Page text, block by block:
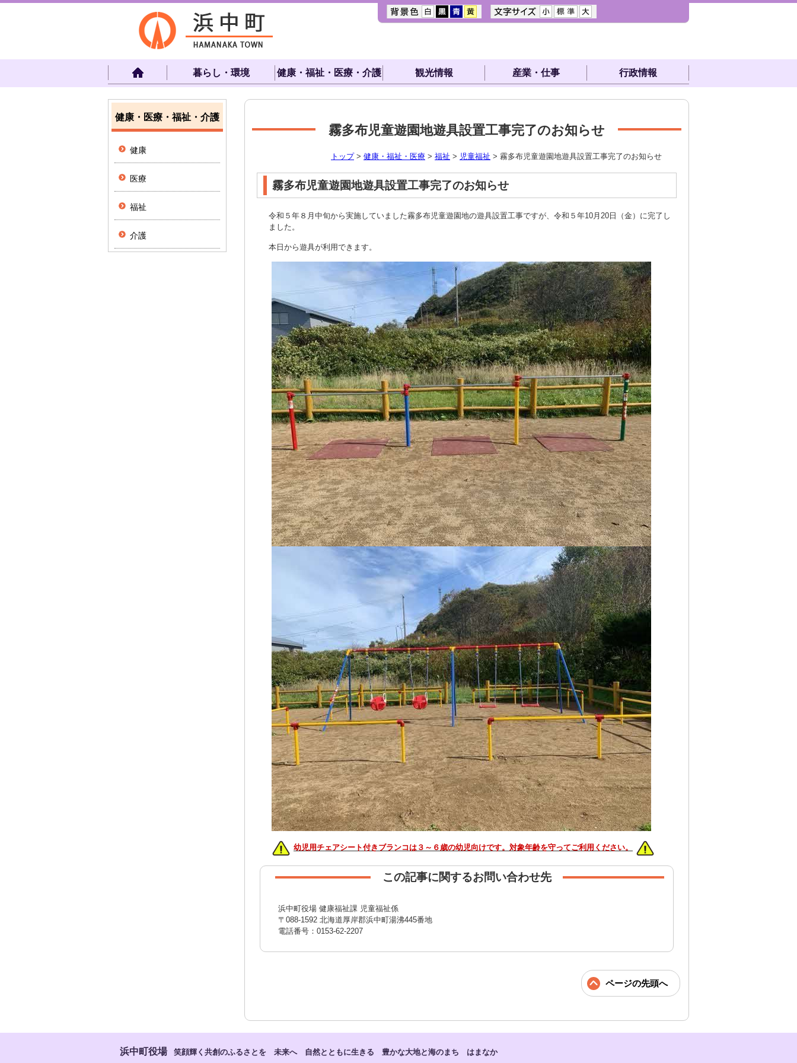
暮らし・環境 健康・福祉・医療・介護 観光情報 産業・仕事 行政情報
霧多布児童遊園地遊具設置工事完了のお知らせ
トップ> 健康・福祉・医療 > 福祉 > 児童福祉 > 霧多布児童遊園地遊具設置工事完了のお知らせ
霧多布児童遊園地遊具設置工事完了のお知らせ
令和５年８月中旬から実施していました霧多布児童遊園地の遊具設置工事ですが、令和５年10月20日（金）に完了し
ました。
本日から遊具が利用できます。
幼児用チェアシート付きブランコは３～６歳の幼児向けです。対象年齢を守ってご利用ください。
この記事に関するお問い合わせ先
浜中町役場 健康福祉課 児童福祉係
〒088-1592 北海道厚岸郡浜中町湯沸445番地
電話番号：0153-62-2207
ページの先頭へ
健康・医療・福祉・介護
健康
医療
福祉
介護
浜中町役場
笑顔輝く共創のふるさとを 未来へ 自然とともに生きる 豊かな大地と海のまち はまなか